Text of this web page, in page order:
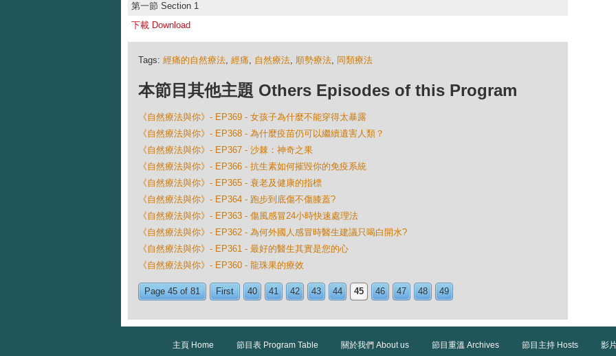
第一節 Section 1
下載 Download
Tags: 經痛的自然療法, 經痛, 自然療法, 順勢療法, 同類療法
本節目其他主題 Others Episodes of this Program
《自然療法與你》- EP369 - 女孩子為什麼不能穿得太暴露
《自然療法與你》- EP368 - 為什麼疫苗仍可以繼續遺害人類？
《自然療法與你》- EP367 - 沙棘：神奇之果
《自然療法與你》- EP366 - 抗生素如何摧毀你的免疫系統
《自然療法與你》- EP365 - 衰老及健康的指標
《自然療法與你》- EP364 - 跑步到底傷不傷膝蓋?
《自然療法與你》- EP363 - 傷風感冒24小時快速處理法
《自然療法與你》- EP362 - 為何外國人感冒時醫生建議只喝白開水?
《自然療法與你》- EP361 - 最好的醫生其實是您的心
《自然療法與你》- EP360 - 龍珠果的療效
Page 45 of 81 First 40 41 42 43 44 45 46 47 48 49
主頁 Home 節目表 Program Table 關於我們 About us 節目重溫 Archives 節目主持 Hosts 影